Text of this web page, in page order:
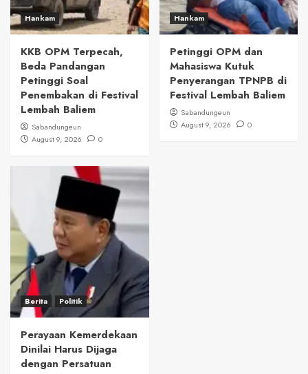
Hankam
KKB OPM Terpecah,
Beda Pandangan
Petinggi Soal
Penembakan di Festival
Lembah Baliem
Sabandungeun
August 9, 2026
0
Hankam
Petinggi OPM dan
Mahasiswa Kutuk
Penyerangan TPNPB di
Festival Lembah Baliem
Sabandungeun
August 9, 2026
0
Berita Politik
Perayaan Kemerdekaan
Dinilai Harus Dijaga
dengan Persatuan